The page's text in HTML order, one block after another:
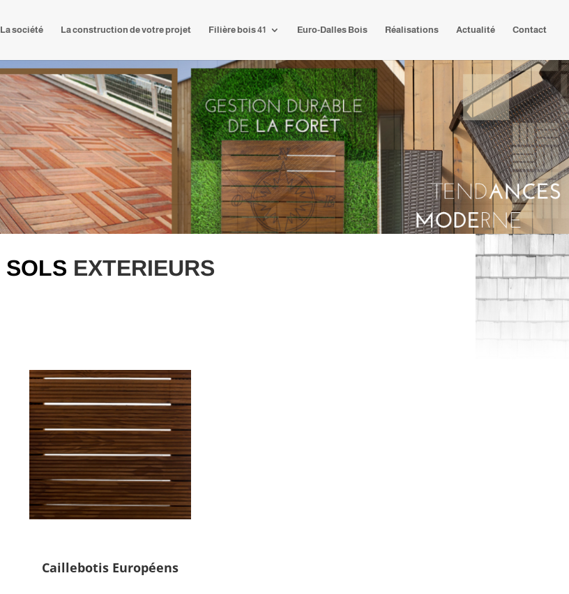
La société La construction de votre projet Filière bois 41 Euro-Dalles Bois Réalisations Actualité Contact
SOLS EXTERIEURS
Caillebotis Européens